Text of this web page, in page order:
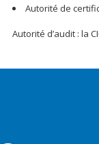
Autorité de
Autorité d’audit : la